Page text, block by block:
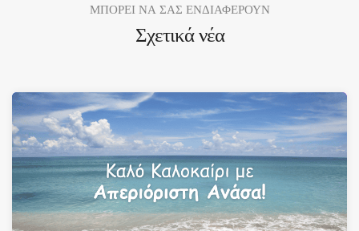
ΜΠΟΡΕΙ ΝΑ ΣΑΣ ΕΝΔΙΑΦΕΡΟΥΝ
Σχετικά νέα